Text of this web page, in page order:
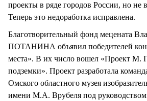
проекты в ряде городов России, но не
Теперь это недоработка исправлена.
Благотворительный фонд мецената
ПОТАНИНА объявил победителей
места». В их число вошел «Проект М.
подземки». Проект разработала
Омского областного музея
имени М.А. Врубеля под руководством